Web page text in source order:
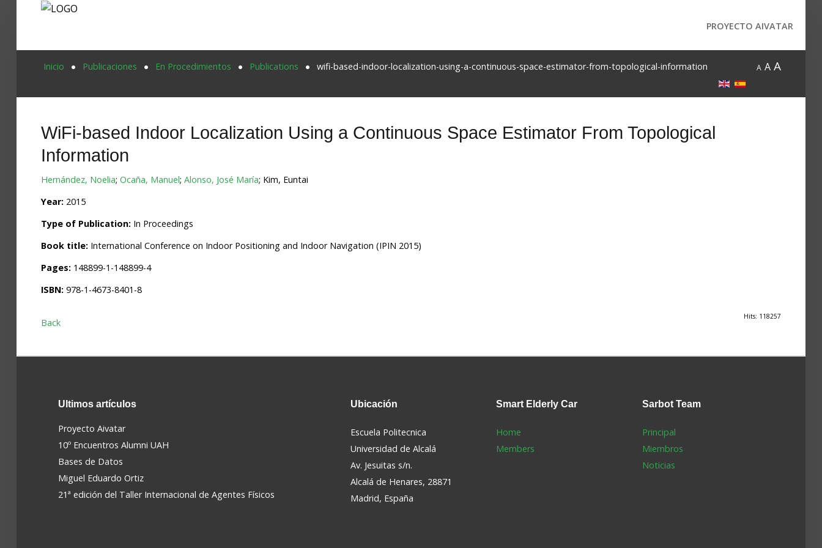
Proyecto Aivatar
PROYECTO AIVATAR
Inicio Publicaciones En Procedimientos Publications wifi-based-indoor-localization-using-a-continuous-space-estimator-from-topological-information A A A
WiFi-based Indoor Localization Using a Continuous Space Estimator From Topological
Information
Hernández, Noelia; Ocaña, Manuel; Alonso, José María; Kim, Euntai
Year: 2015
Type of Publication: In Proceedings
Book title: International Conference on Indoor Positioning and Indoor Navigation (IPIN 2015)
Pages: 148899-1-148899-4
ISBN: 978-1-4673-8401-8
Hits: 118257
Back
Ultimos artículos
Proyecto Aivatar
10º Encuentros Alumni UAH
Bases de Datos
Miguel Eduardo Ortiz
21ª edición del Taller Internacional de Agentes Físicos
Ubicación
Escuela Politecnica
Universidad de Alcalá
Av. Jesuitas s/n.
Alcalá de Henares, 28871
Madrid, España
Smart Elderly Car
Home
Members
SarbotTeam
Principal
Miembros
Noticias